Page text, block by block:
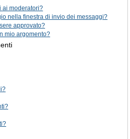
ai moderatori?
nella finestra di invio dei messaggi?
approvato?
mio argomento?